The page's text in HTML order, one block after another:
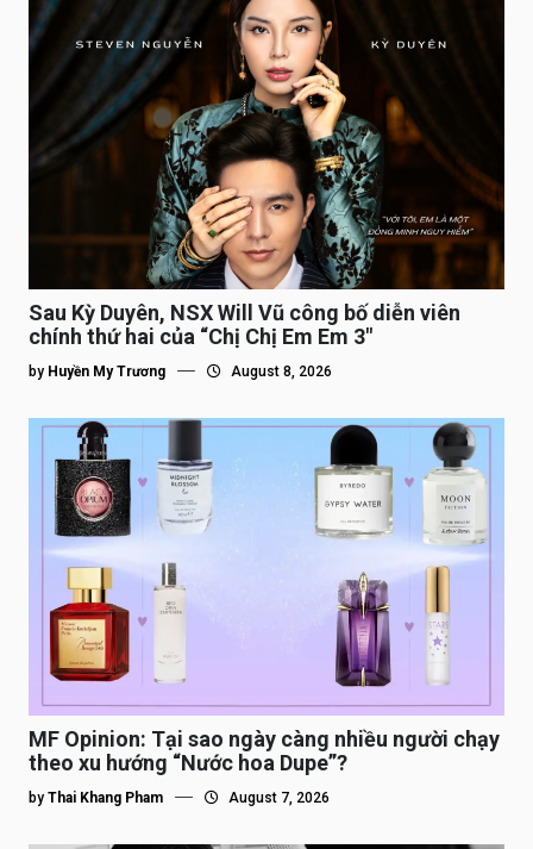
Sau Kỳ Duyên, NSX Will Vũ công bố diễn viên
chính thứ hai của “Chị Chị Em Em 3″
by Huyền My Trương August 8, 2026
MF Opinion: Tại sao ngày càng nhiều người chạy
theo xu hướng “Nước hoa Dupe”?
by Thai Khang Pham August 7, 2026